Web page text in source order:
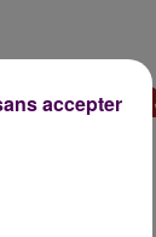
accepter